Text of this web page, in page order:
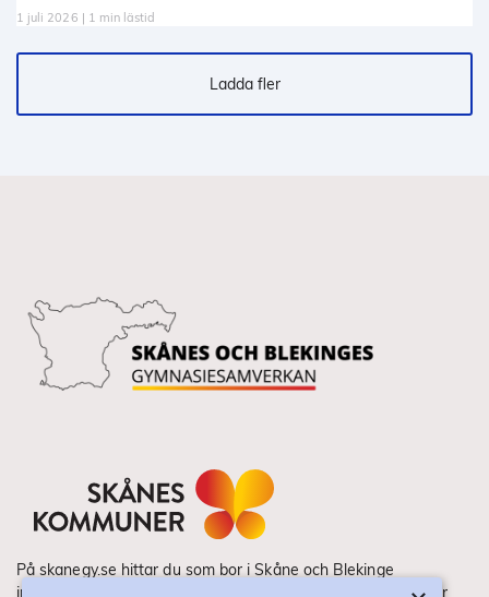
1 juli 2026 | 1 min lästid
Ladda fler
På skanegy.se hittar du som bor i Skåne och Blekinge
information om ditt gymnasieval. Här ser du vilka utbildningar